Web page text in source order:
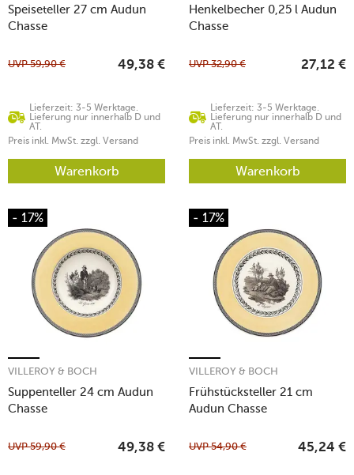
Speiseteller 27 cm Audun
Chasse
Lieferzeit: 3-5 Werktage.
Lieferung nur innerhalb D und
AT.
UVP59,90 € 49,38 €
Preis inkl. MwSt. zzgl. Versand
Warenkorb
Henkelbecher 0,25 l Audun
Chasse
Lieferzeit: 3-5 Werktage.
Lieferung nur innerhalb D und
AT.
UVP32,90 € 27,12 €
Preis inkl. MwSt. zzgl. Versand
Warenkorb
- 17%
Suppenteller 24 cm Audun
Chasse
VILLEROY & BOCH
UVP59,90 € 49,38 €
- 17%
Frühstücksteller 21 cm
Audun Chasse
VILLEROY & BOCH
UVP54,90 € 45,24 €